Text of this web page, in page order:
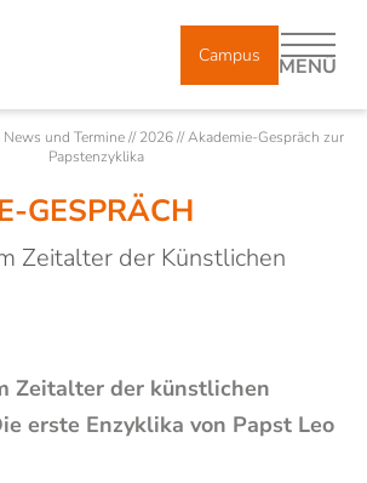
Campus MENÜ
Mitarbeiter
und Termine//2026//Akademie-Gespräch zur
Papstenzyklika
GESPRÄCH
Zeitalter der Künstlichen
Zeitalter der künstlichen
erste Enzyklika von Papst Leo